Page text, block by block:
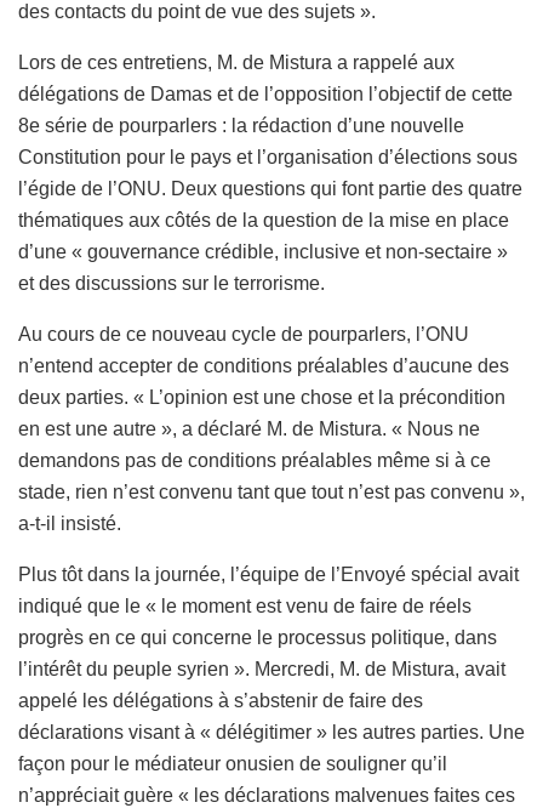
des contacts du point de vue des sujets ».
Lors de ces entretiens, M. de Mistura a rappelé aux
délégations de Damas et de l’opposition l’objectif de cette
8e série de pourparlers : la rédaction d’une nouvelle
Constitution pour le pays et l’organisation d’élections sous
l’égide de l’ONU. Deux questions qui font partie des quatre
thématiques aux côtés de la question de la mise en place
d’une « gouvernance crédible, inclusive et non-sectaire »
et des discussions sur le terrorisme.
Au cours de ce nouveau cycle de pourparlers, l’ONU
n’entend accepter de conditions préalables d’aucune des
deux parties. « L’opinion est une chose et la précondition
en est une autre », a déclaré M. de Mistura. « Nous ne
demandons pas de conditions préalables même si à ce
stade, rien n’est convenu tant que tout n’est pas convenu »,
a-t-il insisté.
Plus tôt dans la journée, l’équipe de l’Envoyé spécial avait
indiqué que le « le moment est venu de faire de réels
progrès en ce qui concerne le processus politique, dans
l’intérêt du peuple syrien ». Mercredi, M. de Mistura, avait
appelé les délégations à s’abstenir de faire des
déclarations visant à « délégitimer » les autres parties. Une
façon pour le médiateur onusien de souligner qu’il
n’appréciait guère « les déclarations malvenues faites ces